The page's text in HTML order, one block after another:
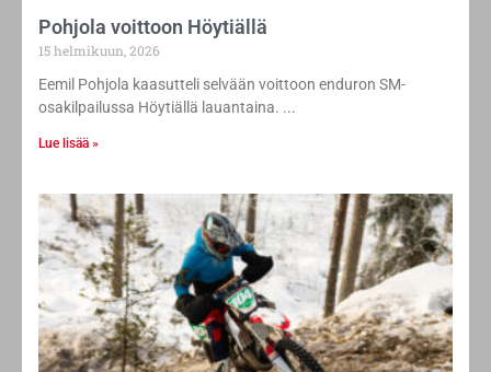
Pohjola voittoon Höytiällä
15 helmikuun, 2026
Eemil Pohjola kaasutteli selvään voittoon enduron SM-
osakilpailussa Höytiällä lauantaina.
Lue lisää »